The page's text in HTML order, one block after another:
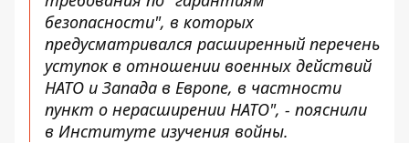
безопасности", в которых
предусматривался расширенный перечень
уступок в отношении военных действий
НАТО и Запада в Европе, в частности
пункт о нерасширении НАТО", - пояснили
в Институте изучения войны.